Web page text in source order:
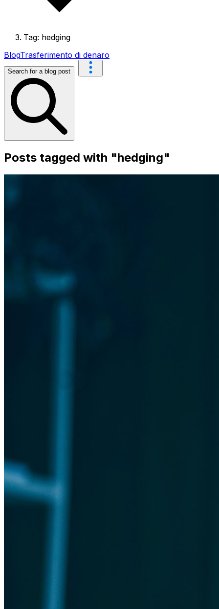
Tag: hedging
BlogTrasferimento di denaro
Search for a blog post
Posts tagged with "hedging"